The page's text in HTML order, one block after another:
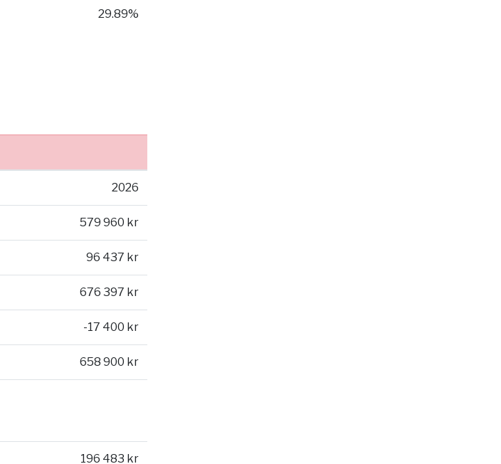
29.89%
2026
579 960 kr
96 437 kr
676 397 kr
-17 400 kr
658 900 kr
196 483 kr